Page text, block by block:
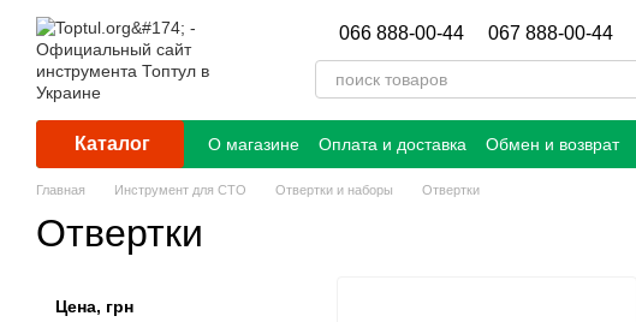
Перейти к основному контенту
066 888-00-44 067 888-00-44
Каталог О магазине Оплата и доставка Обмен и возврат
Главная Инструмент для СТО Отвертки и наборы Отвертки
Отвертки
Цена, грн